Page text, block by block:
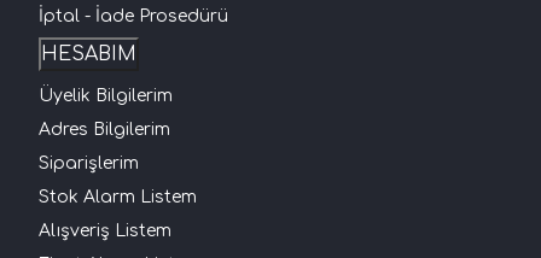
İptal - İade Prosedürü
HESABIM
Üyelik Bilgilerim
Adres Bilgilerim
Siparişlerim
Stok Alarm Listem
Alışveriş Listem